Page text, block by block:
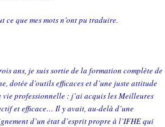
que mes mots n’ont pu traduire.
ans, je suis sortie de la formation complète de
dotée d’outils efficaces et d’une juste attitude
professionnelle : j’ai acquis les Meilleures
et efficace… Il y avait, au-delà d’une
d’un état d’esprit propre à l’IFHE qui